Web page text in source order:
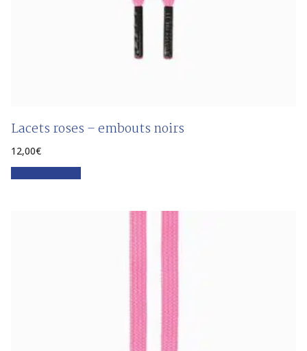
Lacets roses – embouts noirs
12,00€